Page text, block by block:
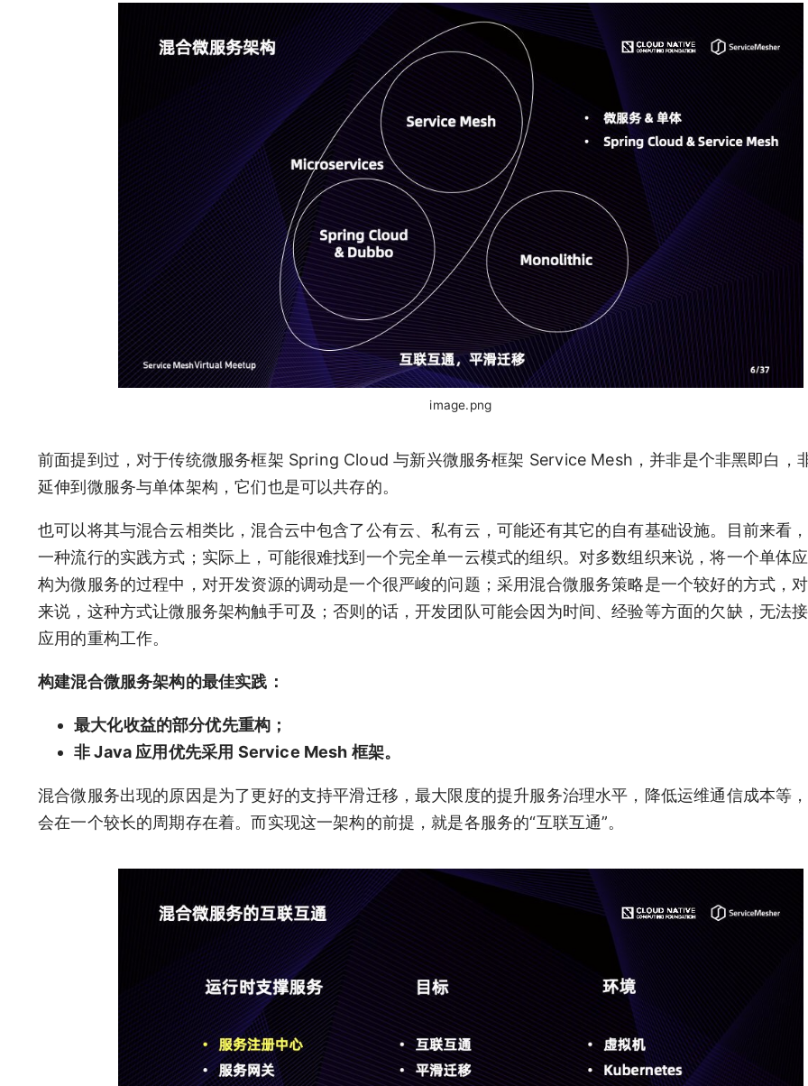
image.png
前面提到过，对于传统微服务框架 Spring Cloud 与新兴微服务框架 Service Mesh，并非是个非黑即白，
延伸到微服务与单体架构，它们也是可以共存的。
也可以将其与混合云相类比，混合云中包含了公有云、私有云，可能还有其它的自有基础设施。目前来看
一种流行的实践方式；实际上，可能很难找到一个完全单一云模式的组织。对多数组织来说，将一个单体
构为微服务的过程中，对开发资源的调动是一个很严峻的问题；采用混合微服务策略是一个较好的方式，
来说，这种方式让微服务架构触手可及；否则的话，开发团队可能会因为时间、经验等方面的欠缺，无法
应用的重构工作。
构建混合微服务架构的最佳实践：
最大化收益的部分优先重构；
非 Java 应用优先采用 Service Mesh 框架。
混合微服务出现的原因是为了更好的支持平滑迁移，最大限度的提升服务治理水平，降低运维通信成本等
会在一个较长的周期存在着。而实现这一架构的前提，就是各服务的“互联互通”。